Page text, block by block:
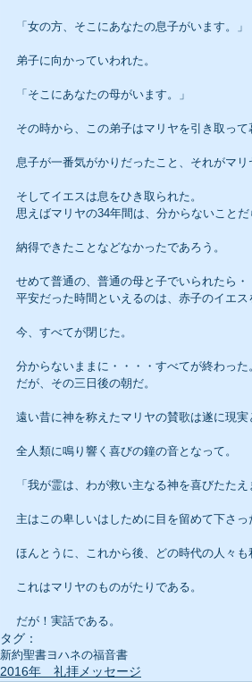
「女の方、そこにあなたの息子がいます。」
弟子に向かっていわれた。
「そこにあなたの母がいます。」
その時から、この弟子はマリヤを引き取って
息子が一番気がかりだったこと、それがマリ
そしてイエスは息をひき取られた。
思えばマリヤの34年間は、分からないことだ
納得できたことなどなかったであろう。
せめて普通の、普通の母と子でいられたら・
平安だった時間といえるのは、赤子のイエス
今、すべてが閉じた。
分からないままに・・・・すべてが終わった
だが、その三日後の朝だ。
遠い昔に神を称えたマリヤの賛歌は遂に現実
全人類に鳴り響く喜びの鐘の音となって。
「我が霊は、わが救い主なる神を喜びたたえ
主はこの卑しいはしために目を留めて下さっ
ほんとうに、これから後、どの時代の人々も
これはマリヤのものがたりである。
だが！実話である。
タグ：
新約聖書ヨハネの福音書
2016年 礼拝メッセージ